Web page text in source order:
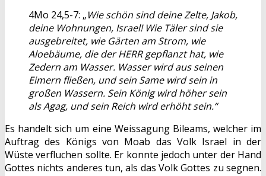
4Mo 24,5-7: „Wie schön sind deine Zelte, Jakob,
deine Wohnungen, Israel! Wie Täler sind sie
ausgebreitet, wie Gärten am Strom, wie
Aloebäume, die der HERR gepflanzt hat, wie
Zedern am Wasser. Wasser wird aus seinen
Eimern fließen, und sein Same wird sein in
großen Wassern. Sein König wird höher sein
als Agag, und sein Reich wird erhöht sein.“
Es handelt sich um eine Weissagung Bileams, welcher im
Auftrag des Königs von Moab das Volk Israel in der
Wüste verfluchen sollte. Er konnte jedoch unter der Hand
Gottes nichts anderes tun, als das Volk Gottes zu segnen.